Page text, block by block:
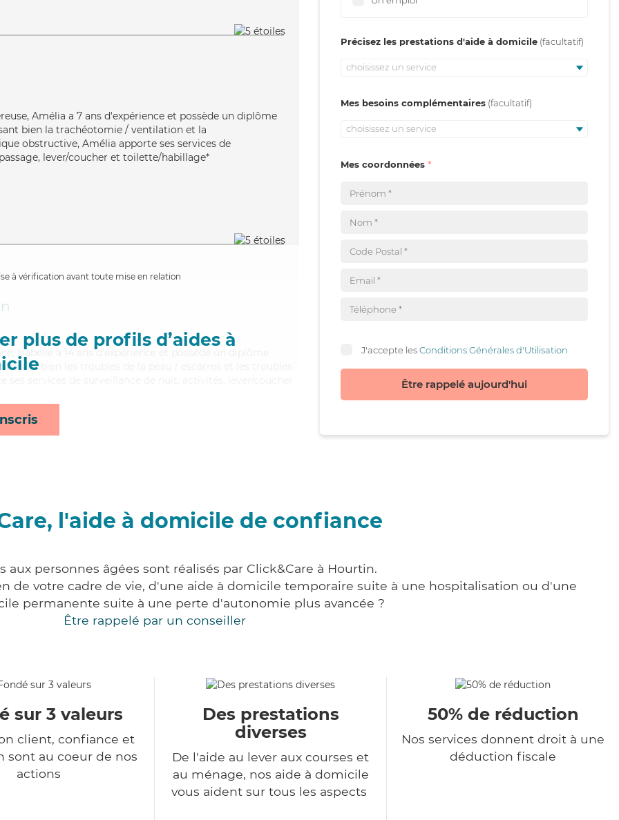
Amélia a 7 ans d'expérience et possède un diplôme
bien la trachéotomie / ventilation et la
obstructive, Amélia apporte ses services de
lever/coucher et toilette/habillage*
à vérification avant toute mise en relation
plus de profils d’aides à
Isabelle a 14 ans d'expérience et possède un diplôme
bien les troubles de la peau / escarres et les troubles
Précisez les prestations d'aide à domicile
choisissez un service
Mes besoins complémentaires
choisissez un service
Mes coordonnées
J'accepte lesConditions Générales d'Utilisation
Être rappelé aujourd'hui
l'aide à domicile de confiance
aux personnes âgées sont réalisés par Click&Care à Hourtin.
de votre cadre de vie, d'une aide à domicile temporaire suite à une hospitalisation ou d'une
permanente suite à une perte d'autonomie plus avancée ?
Être rappelé par un conseiller
sur 3 valeurs
client, confiance et
sont au coeur de nos
actions
Des prestations
diverses
De l'aide au lever aux courses et
au ménage, nos aide à domicile
vous aident sur tous les aspects
50% de réduction
Nos services donnent droit à une
déduction fiscale